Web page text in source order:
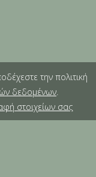
την πολιτική
δεδομένων.
στοιχείων σας